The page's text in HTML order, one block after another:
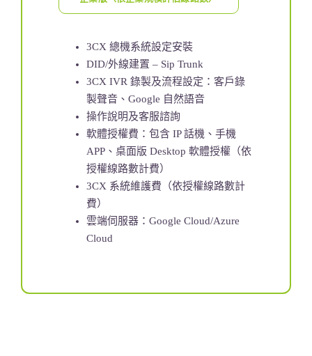
3CX 總機系統設定安裝
DID/外線建置 – Sip Trunk
3CX IVR 錄製及流程設定：客戶錄
製聲音、Google 自然語音
操作說明及客服諮詢
軟體授權費：包含 IP 話機、手機
APP、桌面版 Desktop 軟體授權（依
授權線路數計費）
3CX 系統維護費（依授權線路數計
費）
雲端伺服器：Google Cloud/Azure
Cloud